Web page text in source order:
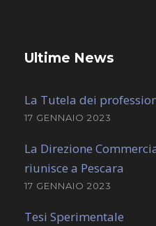
Ultime News
La Tutela dei
17 GENNAIO 2023
La Direzione
riunisce a Pescara
17 GENNAIO 2023
Tesi Sperimentale